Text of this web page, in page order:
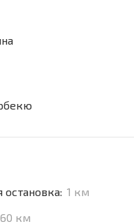
остановка: 1 км
60 км